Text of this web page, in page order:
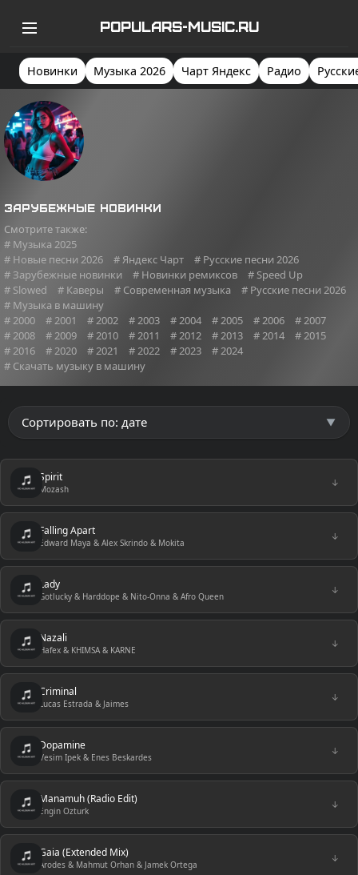
POPULARS-MUSIC.RU
Новинки Музыка 2026 Чарт Яндекс Радио
Зарубежные новинки
Смотрите также:
# Музыка 2025
# Новые песни 2026
# Яндекс Чарт
# Русские песни 2026
# Зарубежные новинки
# Новинки ремиксов
# Speed Up
# Slowed
# Каверы # Современная музыка
# Русские песни 2026
# Музыка в машину
# 2000
# 2001 # 2002 # 2003 # 2004 # 2005 # 2006
# 2007
# 2008
# 2009 # 2010 # 2011 # 2012 # 2013 # 2014
# 2015
# 2016
# 2020 # 2021 # 2022 # 2023
# 2024
# Скачать музыку в машину
Spirit
Mozash
↓
Falling Apart
Edward Maya & Alex Skrindo & Mokita
↓
Lady
Gotlucky & Harddope & Nito-Onna & Afro Queen
↓
Nazali
Hafex & KHIMSA & KARNE
↓
Criminal
Lucas Estrada & Jaimes
↓
Dopamine
Vesim Ipek & Enes Beskardes
↓
Manamuh (Radio Edit)
Engin Ozturk
↓
Gaia (Extended Mix)
Arodes & Mahmut Orhan & Jamek Ortega
↓